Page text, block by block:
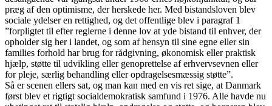
præg af den optimisme, der herskede her. Med bistandsloven blev
sociale ydelser en rettighed, og det offentlige blev i paragraf 1
”forpligtet til efter reglerne i denne lov at yde bistand til enhver, der
opholder sig her i landet, og som af hensyn til sine egne eller sin
families forhold har brug for rådgivning, økonomisk eller praktisk
hjælp, støtte til udvikling eller genoprettelse af erhvervsevnen eller
for pleje, særlig behandling eller opdragelsesmæssig støtte”.
Så er scenen ellers sat, og man kan med en vis ret sige, at Danmark
først blev et rigtigt socialdemokratisk samfund i 1976. Alle havde nu